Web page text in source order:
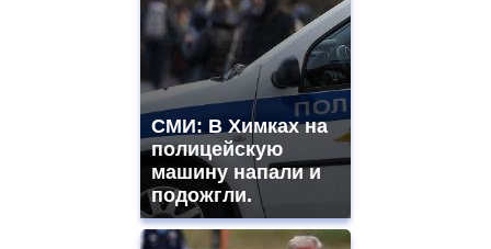
СМИ: В Химках на
полицейскую
машину напали и
подожгли.